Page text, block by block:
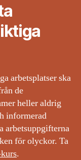
arbetsplatser ska
de
heller aldrig
informerad
arbetsuppgifterna
för olyckor. Ta
.